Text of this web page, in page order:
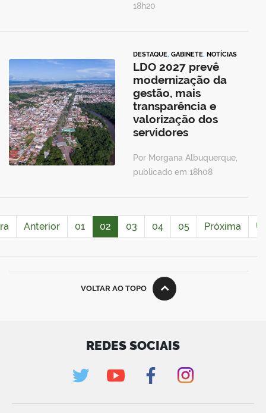
18h20
DESTAQUE, GABINETE, NOTÍCIAS
LDO 2027 prevê
modernização da
gestão, mais
transparência e
valorização dos
servidores
Por Morgana Albuquerque,
publicado em 18h08
Anterior 01 02 03 04 05 Próxima
VOLTAR AO TOPO
REDES SOCIAIS